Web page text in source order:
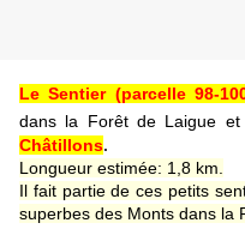
Le Sentier (parcelle 98-
dans la Forêt de Laigue
Châtillons.
Longueur estimée: 1,8 km.
Il fait partie de ces petits
superbes des Monts dans la